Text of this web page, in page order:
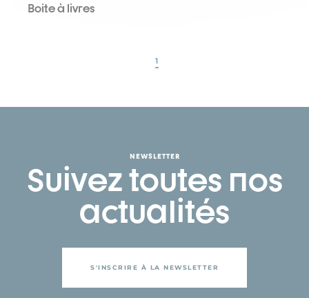
Boite à livres
1
NEWSLETTER
Suivez toutes nos
actualités
S'INSCRIRE À LA NEWSLETTER